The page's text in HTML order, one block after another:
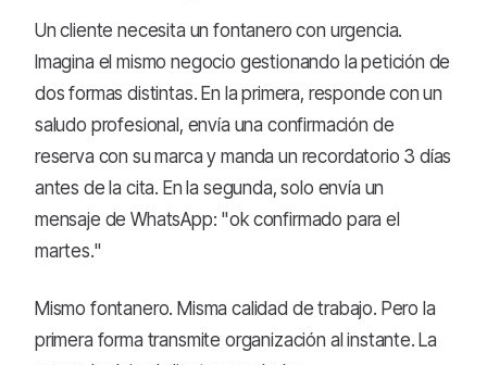
Un cliente necesita un fontanero con urgencia.
Imagina el mismo negocio gestionando la petición de
dos formas distintas. En la primera, responde con un
saludo profesional, envía una confirmación de
reserva con su marca y manda un recordatorio 3 días
antes de la cita. En la segunda, solo envía un
mensaje de WhatsApp: "ok confirmado para el
martes."
Mismo fontanero. Misma calidad de trabajo. Pero la
primera forma transmite organización al instante. La